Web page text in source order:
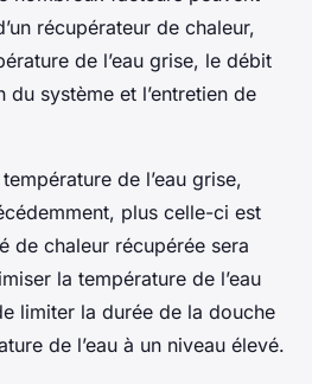
récupérateur de chaleur,
de l’eau grise, le débit
du système et l’entretien de
de l’eau grise,
plus celle-ci est
de chaleur récupérée sera
la température de l’eau
limiter la durée de la douche
de l’eau à un niveau élevé.